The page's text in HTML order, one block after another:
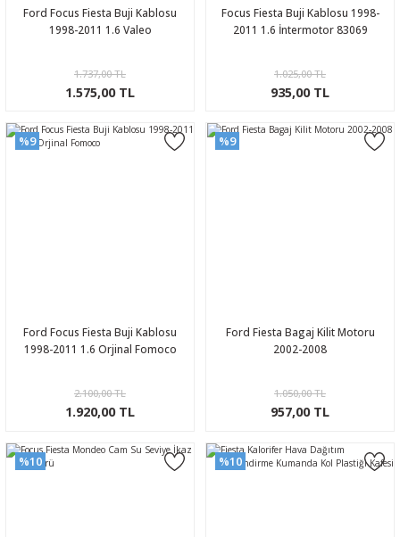
Ford Focus Fiesta Buji Kablosu
1998-2011 1.6 Valeo
1.737,00 TL
1.575,00 TL
Focus Fiesta Buji Kablosu 1998-
2011 1.6 İntermotor 83069
1.025,00 TL
935,00 TL
%9
Ford Focus Fiesta Buji Kablosu
1998-2011 1.6 Orjinal Fomoco
2.100,00 TL
1.920,00 TL
%9
Ford Fiesta Bagaj Kilit Motoru
2002-2008
1.050,00 TL
957,00 TL
%10 %10